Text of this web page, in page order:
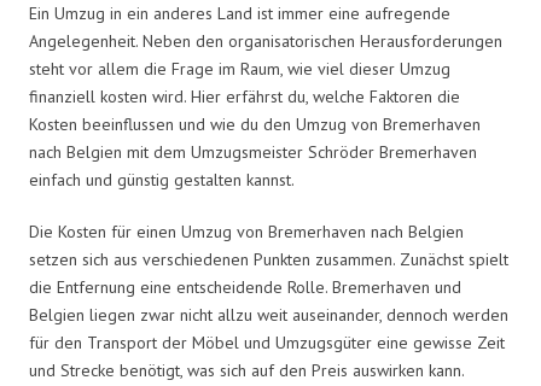
Ein Umzug in ein anderes Land ist immer eine aufregende
Angelegenheit. Neben den organisatorischen Herausforderungen
steht vor allem die Frage im Raum, wie viel dieser Umzug
finanziell kosten wird. Hier erfährst du, welche Faktoren die
Kosten beeinflussen und wie du den Umzug von Bremerhaven
nach Belgien mit dem Umzugsmeister Schröder Bremerhaven
einfach und günstig gestalten kannst.
Die Kosten für einen Umzug von Bremerhaven nach Belgien
setzen sich aus verschiedenen Punkten zusammen. Zunächst spielt
die Entfernung eine entscheidende Rolle. Bremerhaven und
Belgien liegen zwar nicht allzu weit auseinander, dennoch werden
für den Transport der Möbel und Umzugsgüter eine gewisse Zeit
und Strecke benötigt, was sich auf den Preis auswirken kann.